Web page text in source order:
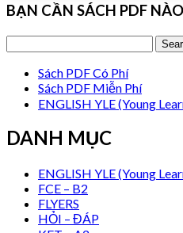
BẠN CẦN SÁCH PDF
Sách PDF Có Phí
Sách PDF Miễn Phí
ENGLISH YLE (Young
DANH MỤC
ENGLISH YLE (Young
FCE – B2
FLYERS
HỎI – ĐÁP